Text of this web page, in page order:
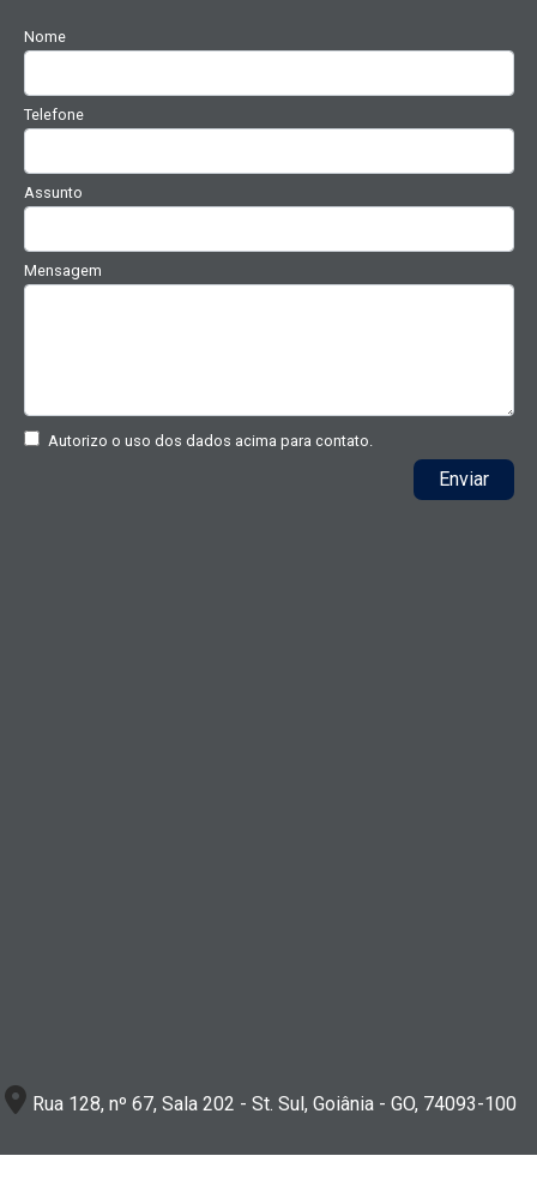
Nome
Telefone
Assunto
Mensagem
Autorizo o uso dos dados acima para contato.
Enviar
Rua 128, nº 67, Sala 202 - St. Sul, Goiânia - GO, 74093-100